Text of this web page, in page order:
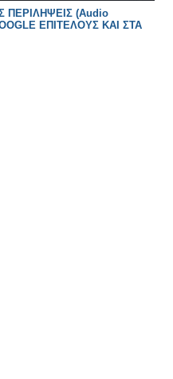
ΠΕΡΙΛΗΨΕΙΣ (Audio
ΕΠΙΤΕΛΟΥΣ ΚΑΙ ΣΤΑ